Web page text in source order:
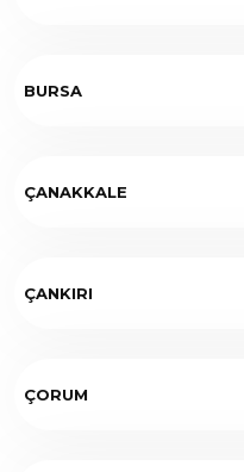
BURSA
ÇANAKKALE
ÇANKIRI
ÇORUM